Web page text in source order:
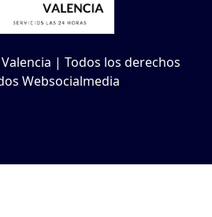
| Todos los derechos
Websocialmedia